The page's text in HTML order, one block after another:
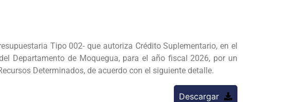
Tipo 002- que autoriza Crédito Suplementario, en el
Departamento de Moquegua, para el año fiscal 2026, por un
Determinados, de acuerdo con el siguiente detalle.
Descargar